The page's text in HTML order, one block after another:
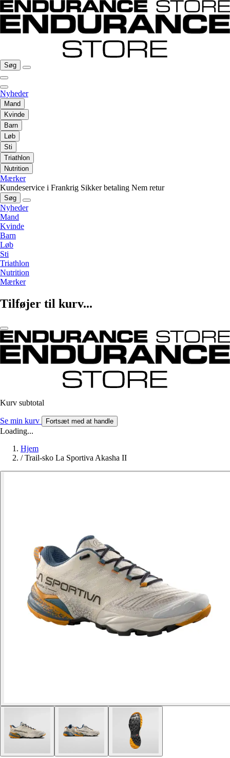
Søg
Nyheder
Mand
Kvinde
Barn
Løb
Sti
Triathlon
Nutrition
Mærker
Kundeservice i Frankrig Sikker betaling Nem retur
Søg
Nyheder
Mand
Kvinde
Barn
Løb
Sti
Triathlon
Nutrition
Mærker
Tilføjer til kurv...
Kurv subtotal
Se min kurv Fortsæt med at handle
Loading...
Hjem
/ Trail-sko La Sportiva Akasha II